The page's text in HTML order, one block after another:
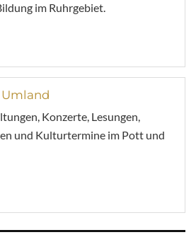
im Ruhrgebiet.
Konzerte, Lesungen,
und Kulturtermine im Pott und